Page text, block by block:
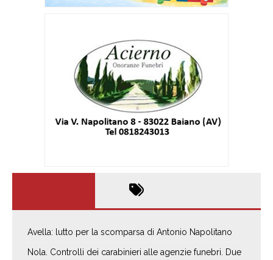
Avella: lutto per la scomparsa di Antonio Napolitano
Nola. Controlli dei carabinieri alle agenzie funebri. Due